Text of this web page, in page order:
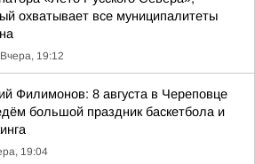
охватывает все муниципалитеты
Вчера, 19:12
Филимонов: 8 августа в Череповце
большой праздник баскетбола и
19:04